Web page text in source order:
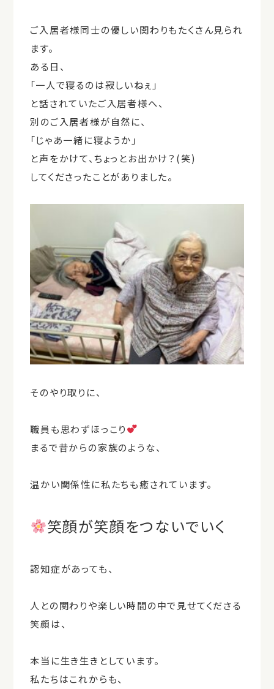
ご入居者様同士の優しい関わりもたくさん見られ
ます。
ある日、
「一人で寝るのは寂しいねぇ」
と話されていたご入居者様へ、
別のご入居者様が自然に、
「じゃあ一緒に寝ようか」
と声をかけて、ちょっとお出かけ？(笑)
してくださったことがありました。
そのやり取りに、
職員も思わずほっこり
まるで昔からの家族のような、
温かい関係性に私たちも癒されています。
笑顔が笑顔をつないでいく
認知症があっても、
人との関わりや楽しい時間の中で見せてくださる
笑顔は、
本当に生き生きとしています。
私たちはこれからも、